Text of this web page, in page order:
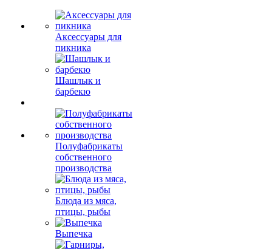
Аксессуары для
пикника
Шашлык и
барбекю
Полуфабрикаты
собственного
производства
Блюда из мяса,
птицы, рыбы
Выпечка